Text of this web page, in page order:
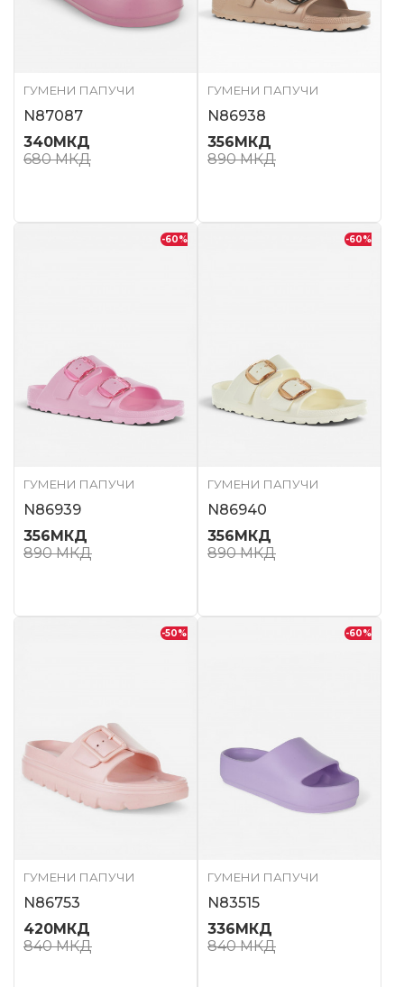
ГУМЕНИ ПАПУЧИ
N87087
340МКД
680МКД
ГУМЕНИ ПАПУЧИ
N86938
356МКД
890МКД
-60%
ГУМЕНИ ПАПУЧИ
N86939
356МКД
890МКД
-60%
ГУМЕНИ ПАПУЧИ
N86940
356МКД
890МКД
-50%
ГУМЕНИ ПАПУЧИ
N86753
420МКД
840МКД
-60%
ГУМЕНИ ПАПУЧИ
N83515
336МКД
840МКД